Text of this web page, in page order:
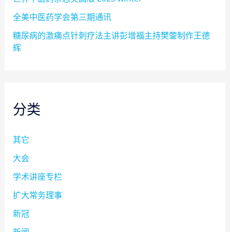
全美中医药学会第三期通讯
糖尿病的激痛点针刺疗法主讲彭增福主持樊蓥制作王德
辉
分类
其它
大会
学术讲座专栏
扩大常务理事
新冠